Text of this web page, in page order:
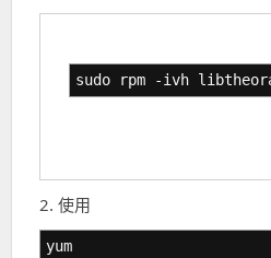
sudo rpm -ivh
2. 使用
yum